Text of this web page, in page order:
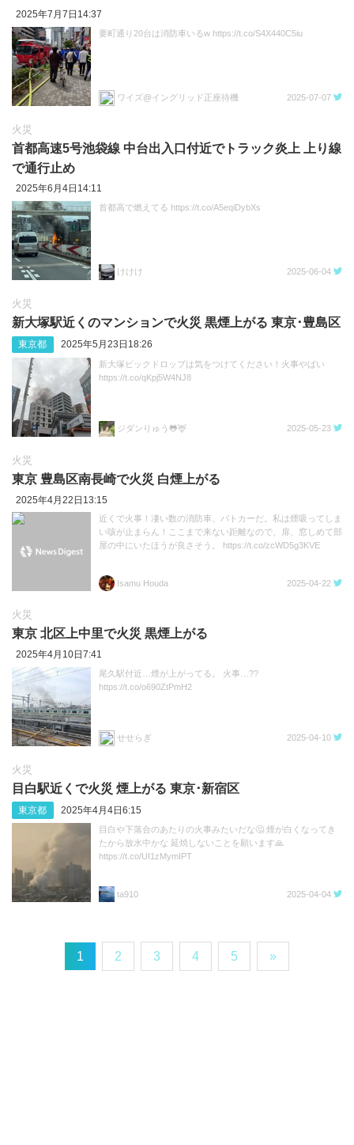
2025年7月7日14:37
要町通り20台は消防車いるw https://t.co/S4X440C5iu
ワイズ@イングリッド正座待機 2025-07-07
火災
首都高速5号池袋線 中台出入口付近でトラック炎上 上り線
で通行止め
2025年6月4日14:11
首都高で燃えてる https://t.co/A5eqiDybXs
けけけ 2025-06-04
火災
新大塚駅近くのマンションで火災 黒煙上がる 東京･豊島区
東京都 2025年5月23日18:26
新大塚ピックドロップは気をつけてください！火事やばい
https://t.co/qKpj5W4NJ8
ジダンりゅう🐸🦌 2025-05-23
火災
東京 豊島区南長崎で火災 白煙上がる
2025年4月22日13:15
近くで火事！凄い数の消防車、パトカーだ。私は煙吸ってしま
い咳が止まらん！ここまで来ない距離なので、扉、窓しめて部
屋の中にいたほうが良さそう。 https://t.co/zcWD5g3KVE
Isamu Houda 2025-04-22
火災
東京 北区上中里で火災 黒煙上がる
2025年4月10日7:41
尾久駅付近…煙が上がってる。 火事…??
https://t.co/o690ZtPmH2
せせらぎ 2025-04-10
火災
目白駅近くで火災 煙上がる 東京･新宿区
東京都 2025年4月4日6:15
目白や下落合のあたりの火事みたいだな🤔 煙が白くなってき
たから放水中かな 延焼しないことを願います🙏
https://t.co/UI1zMymIPT
ta910 2025-04-04
1 2 3 4 5 »